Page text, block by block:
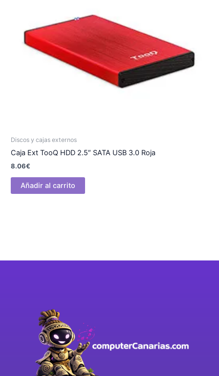
Discos y cajas externos
Caja Ext TooQ HDD 2.5″ SATA USB 3.0 Roja
8.06€
Añadir al carrito